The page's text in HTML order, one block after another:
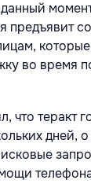
предъявит
во время
что теракт
дней,